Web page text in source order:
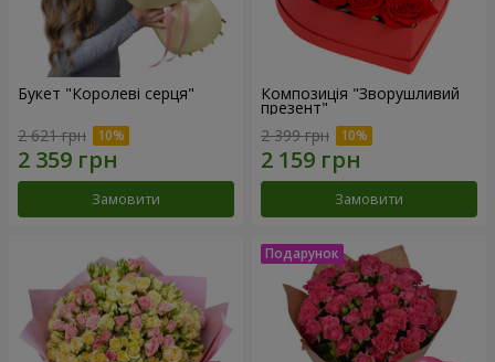
Букет "Королеві серця"
2 621 грн
Замовити
Композиція "Зворушливий
презент"
2 399 грн
Замовити